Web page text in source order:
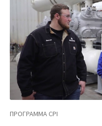
ПРОГРАММА CPI